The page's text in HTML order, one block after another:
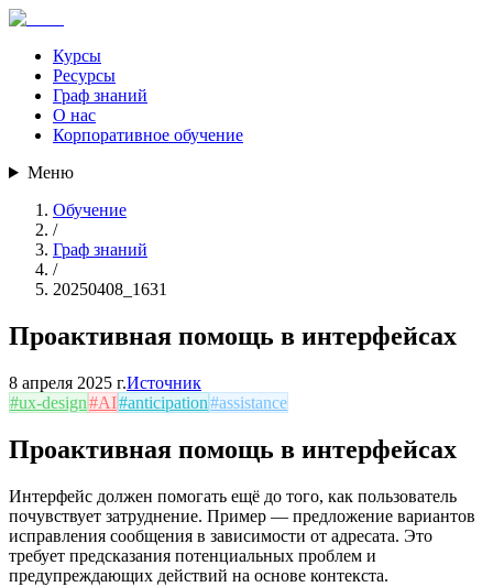
Курсы
Ресурсы
Граф знаний
О нас
Корпоративное обучение
Меню
Обучение
/
Граф знаний
/
20250408_1631
Проактивная помощь в интерфейсах
8 апреля 2025 г.Источник
#ux-design#AI#anticipation#assistance
Проактивная помощь в интерфейсах
Интерфейс должен помогать ещё до того, как пользователь
почувствует затруднение. Пример — предложение вариантов
исправления сообщения в зависимости от адресата. Это
требует предсказания потенциальных проблем и
предупреждающих действий на основе контекста.